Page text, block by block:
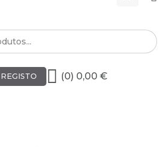
(0) 0,00 €